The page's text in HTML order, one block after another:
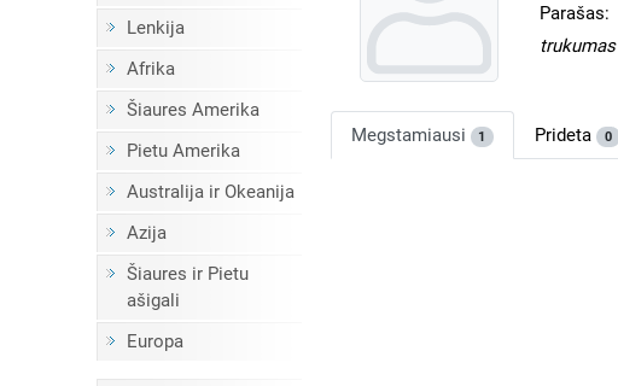
Lenkija
Afrika
Šiaures Amerika
Pietu Amerika
Australija ir Okeanija
Azija
Šiaures ir Pietu
ašigali
Europa
Parašas:
trukumas
Megstamiausi 1 Prideta 0